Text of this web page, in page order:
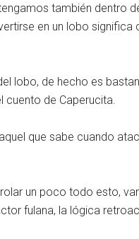
también dentro
en un lobo significa
lobo, de hecho es
cuento de Caperucita.
que sabe cuando
un poco todo esto,
fulana, la lógica